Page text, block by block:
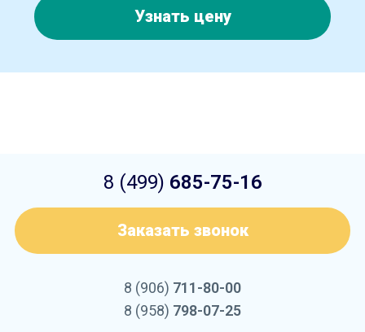
Узнать цену
8 (499) 685-75-16
Заказать звонок
8 (906) 711-80-00
8 (958) 798-07-25